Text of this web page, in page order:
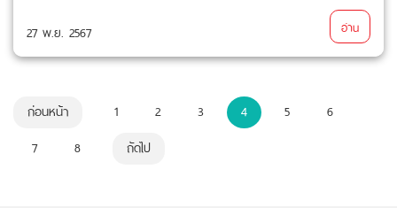
27 พ.ย. 2567 อ่าน
ก่อนหน้า 1 2 3 4 5
6
7
8 ถัดไป